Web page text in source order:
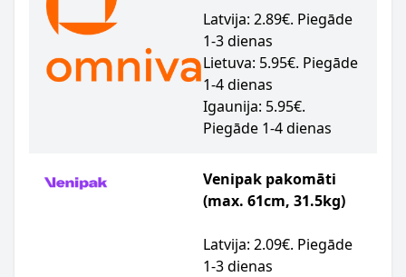
Latvija: 2.89€. Piegāde
1-3 dienas
Lietuva: 5.95€. Piegāde
1-4 dienas
Igaunija: 5.95€.
Piegāde 1-4 dienas
Venipak pakomāti
(max. 61cm, 31.5kg)
Latvija: 2.09€. Piegāde
1-3 dienas